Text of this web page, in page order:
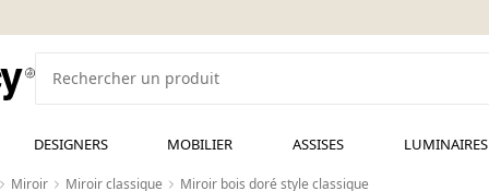
DESIGNERS MOBILIER ASSISES LUMINAIRES
Miroir Miroir classique Miroir bois doré style classique